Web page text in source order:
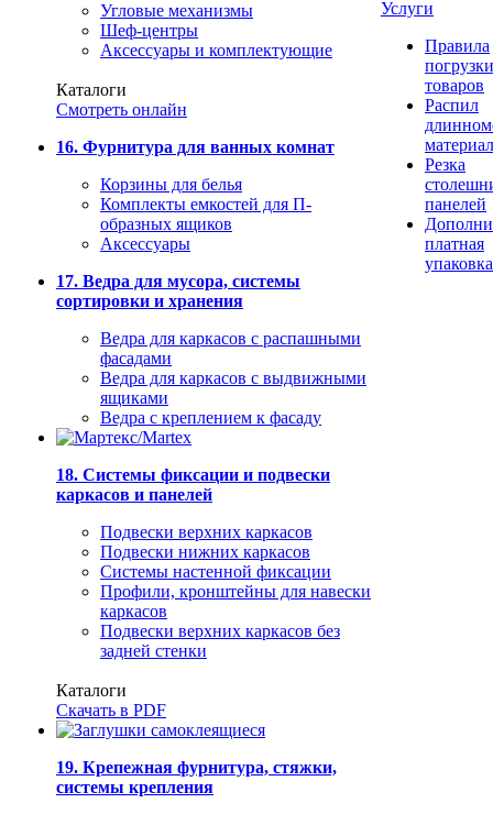
Угловые механизмы
Шеф-центры
Аксессуары и комплектующие
Каталоги
Смотреть онлайн
16. Фурнитура для ванных комнат
Корзины для белья
Комплекты емкостей для П-
образных ящиков
Аксессуары
17. Ведра для мусора, системы
сортировки и хранения
Ведра для каркасов с распашными
фасадами
Ведра для каркасов с выдвижными
ящиками
Ведра с креплением к фасаду
18. Системы фиксации и подвески
каркасов и панелей
Подвески верхних каркасов
Подвески нижних каркасов
Системы настенной фиксации
Профили, кронштейны для навески
каркасов
Подвески верхних каркасов без
задней стенки
Каталоги
Скачать в PDF
19. Крепежная фурнитура, стяжки,
системы крепления
Услуги
Правила
погрузки
товаров
Распил
Резка
панелей
платная
упаковка